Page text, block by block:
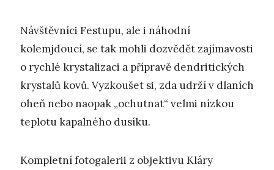
Návštěvníci Festupu, ale i náhodní
kolemjdoucí, se tak mohli dozvědět zajímavosti
o rychlé krystalizaci a přípravě dendritických
krystalů kovů. Vyzkoušet si, zda udrží v dlaních
oheň nebo naopak „ochutnat“ velmi nízkou
teplotu kapalného dusíku.
Kompletní fotogalerii z objektivu Kláry